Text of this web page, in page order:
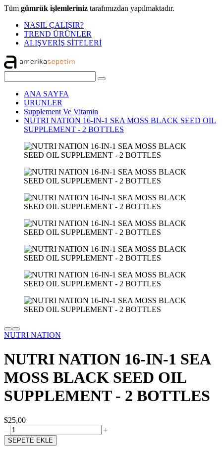
Tüm gümrük işlemleriniz tarafımızdan yapılmaktadır.
NASIL ÇALIŞIR?
TREND ÜRÜNLER
ALIŞVERİŞ SİTELERİ
ANA SAYFA
URUNLER
Supplement Ve Vitamin
NUTRI NATION 16-IN-1 SEA MOSS BLACK SEED OIL
SUPPLEMENT - 2 BOTTLES
NUTRI NATION
NUTRI NATION 16-IN-1 SEA
MOSS BLACK SEED OIL
SUPPLEMENT - 2 BOTTLES
$25,00
SEPETE EKLE